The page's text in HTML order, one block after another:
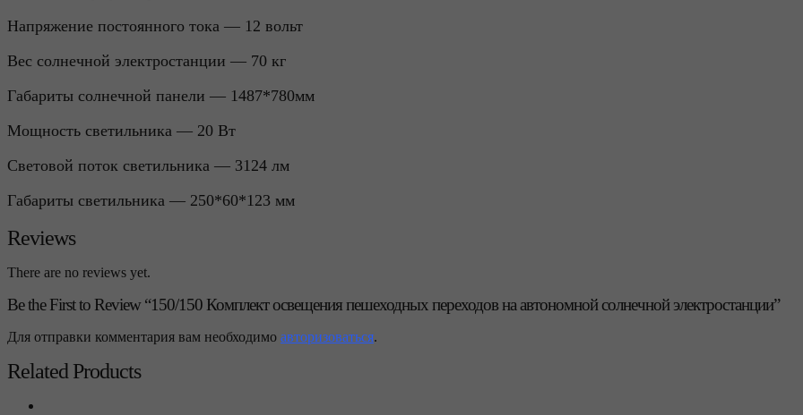
Напряжение постоянного тока — 12 вольт
Вес солнечной электростанции — 70 кг
Габариты солнечной панели — 1487*780мм
Мощность светильника — 20 Вт
Световой поток светильника — 3124 лм
Габариты светильника — 250*60*123 мм
Reviews
There are no reviews yet.
Be the First to Review “150/150 Комплект освещения пешеходных переходов на автономной солнечной электростанции”
Для отправки комментария вам необходимо авторизоваться.
Related Products